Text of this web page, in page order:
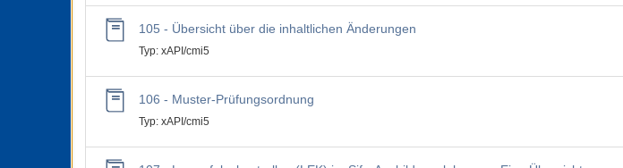
105 - Übersicht über die inhaltlichen Änderungen
Typ: xAPI/cmi5
106 - Muster-Prüfungsordnung
Typ: xAPI/cmi5